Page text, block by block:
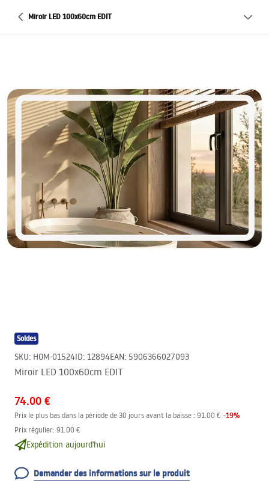
Miroir LED 100x60cm EDIT
Soldes
SKU: HOM-01524ID: 12894EAN: 5906366027093
Miroir LED 100x60cm EDIT
74.00 €
Prix le plus bas dans la période de 30 jours avant la baisse : 91.00 € -19%
Prix régulier: 91.00 €
Expédition aujourd'hui
Demander des informations sur le produit